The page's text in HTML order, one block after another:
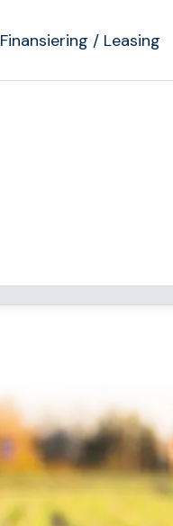
Finansiering / Leasing